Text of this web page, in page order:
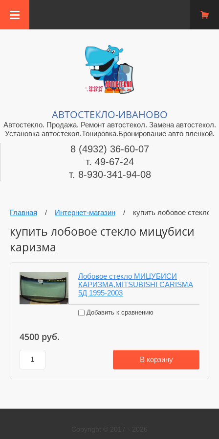
АВТОСТЕКЛО-ИВАНОВО
Автостекло. Продажа. Ремонт автостекол. Замена автостекол.
Установка автостекол.Тонировка.Бронирование авто пленкой.
8 (4932) 36-60-07
т. 49-67-24
т. 8-930-341-94-08
Главная / Интернет-магазин / купить лобовое стекло
купить лобовое стекло мицубиси
каризма
Лобовое стекло МИЦУБИСИ
КАРИЗМА,MITSUBISHI CARISMA
5Д 1995-2003
Добавить к сравнению
4500 руб.
В корзину
Copyright © 2017 - 2026